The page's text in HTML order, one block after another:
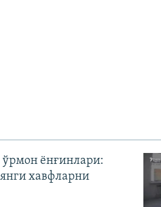
ёнғинлари:
хавфларни